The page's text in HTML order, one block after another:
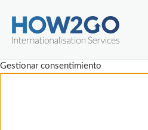
Gestionar consentimiento